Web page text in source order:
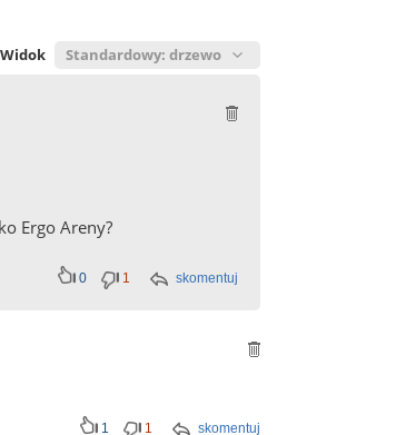
Widok
Ergo Areny?
skomentuj
0 1
skomentuj
1 1